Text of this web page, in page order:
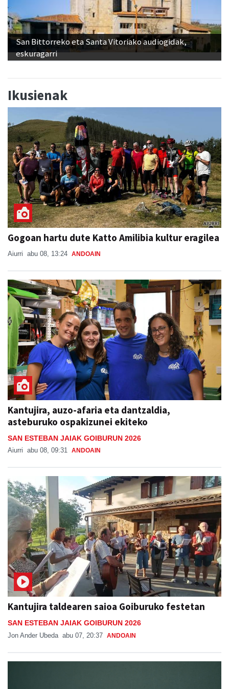
San Bittorreko eta Santa Vitoriako audiogidak,
eskuragarri
Ikusienak
Gogoan hartu dute Katto Amilibia kultur eragilea
Aiurri abu 08, 13:24 ANDOAIN
Kantujira, auzo-afaria eta dantzaldia,
asteburuko ospakizunei ekiteko
SAN ESTEBAN JAIAK GOIBURUN 2026
Aiurri abu 08, 09:31 ANDOAIN
Kantujira taldearen saioa Goiburuko festetan
SAN ESTEBAN JAIAK GOIBURUN 2026
Jon Ander Ubeda abu 07, 20:37 ANDOAIN